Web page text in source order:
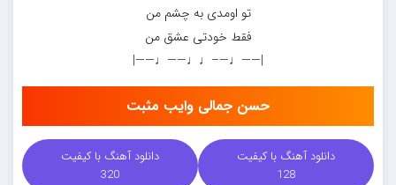
تو اومدی به چشم من
فقط خودتی عشق من
|——♩—–♩♩——♩——|
حسن جمالی وایب مثبت
دانلود آهنگ با کیفیت
128
دانلود آهنگ با کیفیت
320